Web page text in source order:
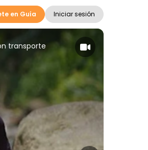
en Guía Iniciar sesión
transporte